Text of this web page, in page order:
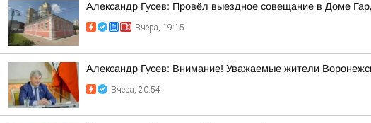
Александр Гусев: Провёл выездное совещание в Доме
Вчера, 19:15
Александр Гусев: Внимание! Уважаемые жители
Вчера, 20:54